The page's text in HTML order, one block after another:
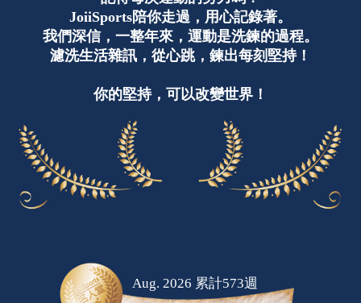
JoiiSports陪你走過，用心記錄著。
我們深信，一整年來，運動是洗鍊的過程。
濾洗生活雜訊，從心跳，鍊出每刻堅持！
你的堅持，可以改變世界！
Aug. 2026 累計573週